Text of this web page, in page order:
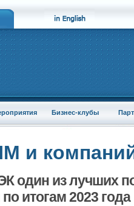
Бизнес-клубы
и
один из лучших
итогам 2023 года